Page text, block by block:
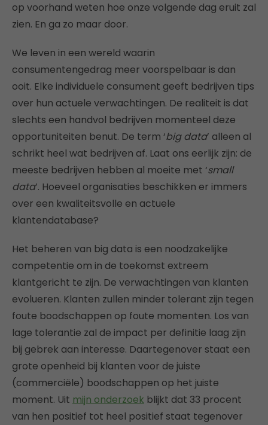
op voorhand weten hoe onze volgende dag eruit zal
zien. En ga zo maar door.
We leven in een wereld waarin
consumentengedrag meer voorspelbaar is dan
ooit. Elke individuele consument geeft bedrijven tips
over hun actuele verwachtingen. De realiteit is dat
slechts een handvol bedrijven momenteel deze
opportuniteiten benut. De term ‘big data’ alleen al
schrikt heel wat bedrijven af. Laat ons eerlijk zijn: de
meeste bedrijven hebben al moeite met ‘small
data’. Hoeveel organisaties beschikken er immers
over een kwaliteitsvolle en actuele
klantendatabase?
Het beheren van big data is een noodzakelijke
competentie om in de toekomst extreem
klantgericht te zijn. De verwachtingen van klanten
evolueren. Klanten zullen minder tolerant zijn tegen
foute boodschappen op foute momenten. Los van
lage tolerantie zal de impact per definitie laag zijn
bij gebrek aan interesse. Daartegenover staat een
grote openheid bij klanten voor de juiste
(commerciële) boodschappen op het juiste
moment. Uit mijn onderzoek blijkt dat 33 procent
van hen positief tot heel positief staat tegenover